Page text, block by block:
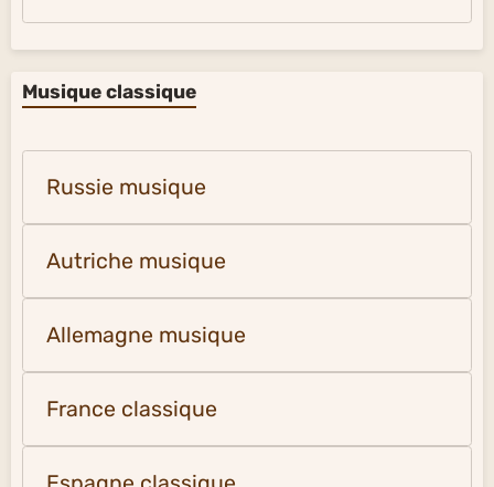
Musique classique
Russie musique
Autriche musique
Allemagne musique
France classique